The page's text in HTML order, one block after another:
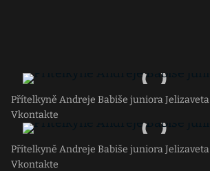
Přítelkyně Andreje Babiše juniora Jelizaveta
Vkontakte
Přítelkyně Andreje Babiše juniora Jelizaveta
Vkontakte